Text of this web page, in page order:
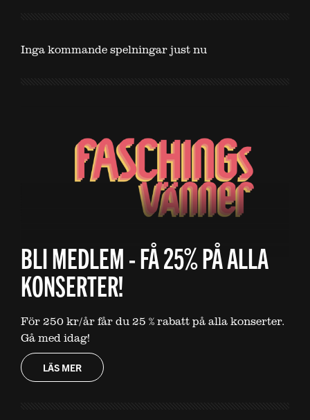
Inga kommande spelningar just nu
BLI MEDLEM - FÅ 25% PÅ ALLA
KONSERTER!
För 250 kr/år får du 25 % rabatt på alla konserter.
Gå med idag!
LÄS MER